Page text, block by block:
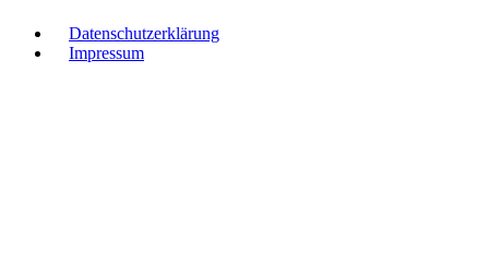
Datenschutzerklärung
Impressum